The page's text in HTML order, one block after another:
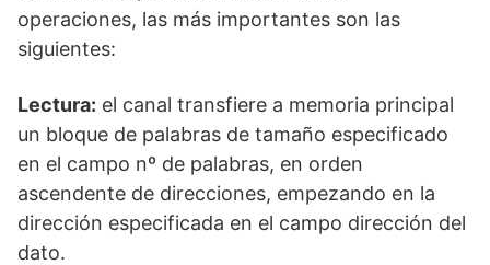
operaciones, las más importantes son las
siguientes:
Lectura: el canal transfiere a memoria principal
un bloque de palabras de tamaño especificado
en el campo nº de palabras, en orden
ascendente de direcciones, empezando en la
dirección especificada en el campo dirección del
dato.